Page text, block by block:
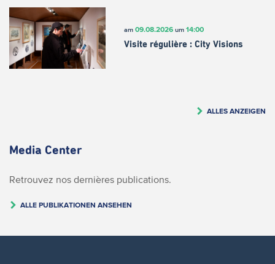
am 09.08.2026um 14:00
Visite régulière : City Visions
ALLES ANZEIGEN
Media Center
Retrouvez nos dernières publications.
ALLE PUBLIKATIONEN ANSEHEN